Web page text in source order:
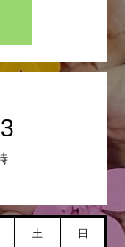
土 日